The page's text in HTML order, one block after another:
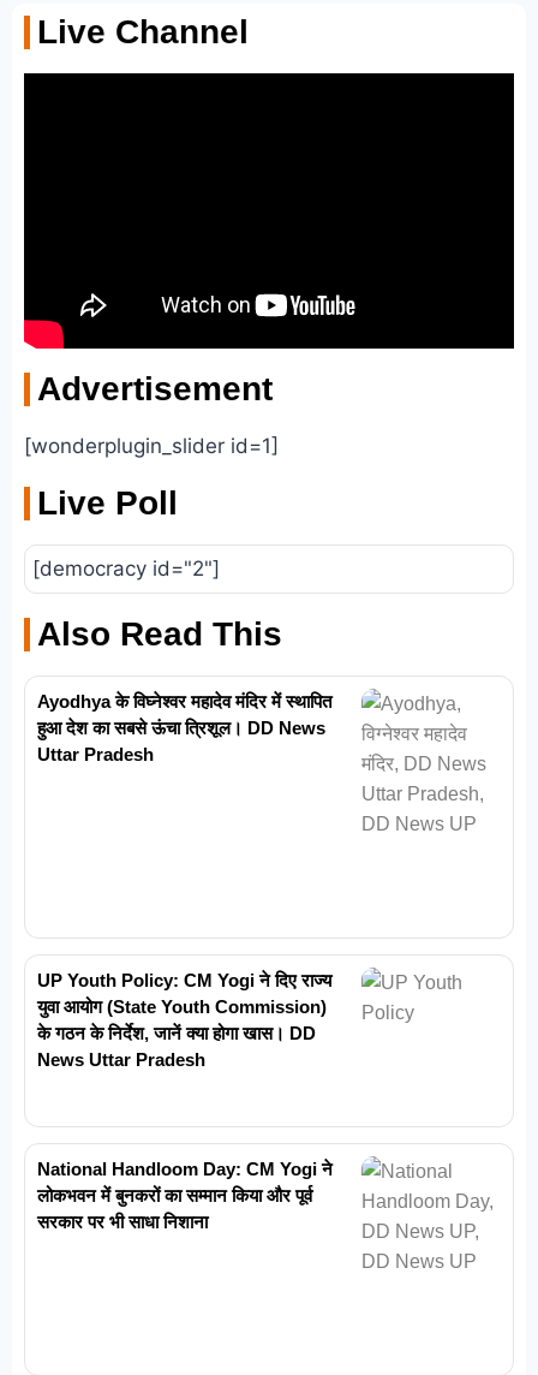
Live Channel
Advertisement
[wonderplugin_slider id=1]
Live Poll
[democracy id="2"]
Also Read This
Ayodhya के विघ्नेश्वर महादेव मंदिर में स्थापित
हुआ देश का सबसे ऊंचा त्रिशूल। DD News
Uttar Pradesh
UP Youth Policy: CM Yogi ने दिए राज्य
युवा आयोग (State Youth Commission)
के गठन के निर्देश, जानें क्या होगा खास। DD
News Uttar Pradesh
National Handloom Day: CM Yogi ने
लोकभवन में बुनकरों का सम्मान किया और पूर्व
सरकार पर भी साधा निशाना